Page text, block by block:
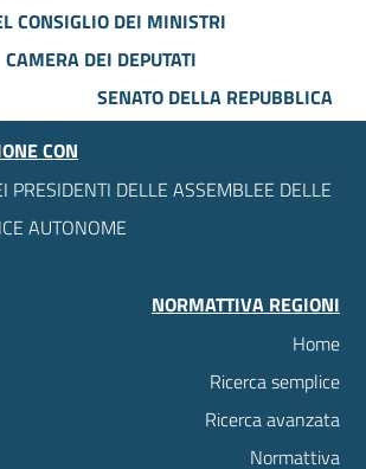
CONSIGLIO DEI MINISTRI
CAMERA DEI DEPUTATI
SENATO DELLA REPUBBLICA
CON
PRESIDENTI DELLE ASSEMBLEE DELLE
AUTONOME
NORMATTIVA REGIONI
Home
Ricerca semplice
Ricerca avanzata
Normattiva